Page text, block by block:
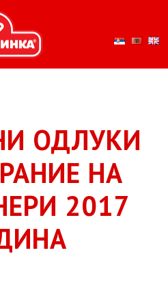
ОДЛУКИ
НА
2017